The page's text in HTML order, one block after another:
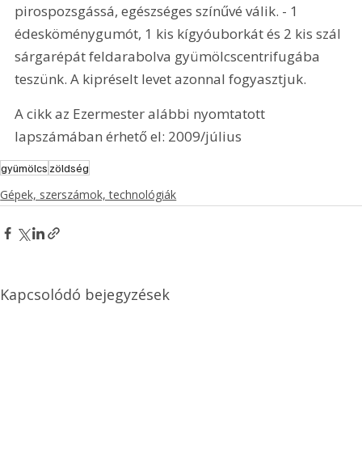
pirospozsgássá, egészséges színűvé válik. - 1
édesköménygumót, 1 kis kígyóuborkát és 2 kis szál
sárgarépát feldarabolva gyümölcscentrifugába
teszünk. A kipréselt levet azonnal fogyasztjuk.
A cikk az Ezermester alábbi nyomtatott
lapszámában érhető el: 2009/július
gyümölcs zöldség
Gépek, szerszámok, technológiák
Kapcsolódó bejegyzések